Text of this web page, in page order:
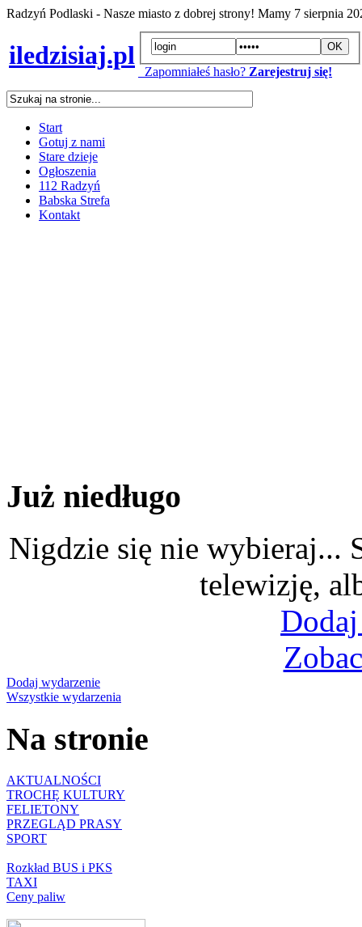
Radzyń Podlaski - Nasze miasto z dobrej strony! Mamy 7 sierpnia
iledzisiaj.pl
Zapomniałeś hasło? Zarejestruj się!
Start
Gotuj z nami
Stare dzieje
Ogłoszenia
112 Radzyń
Babska Strefa
Kontakt
Już niedługo
Nigdzie się nie wybieraj...
telewizję,
Dodaj wydarzenie
Wszystkie wydarzenia
Na stronie
AKTUALNOŚCI
TROCHĘ KULTURY
FELIETONY
PRZEGLĄD PRASY
SPORT
Rozkład BUS i PKS
TAXI
Ceny paliw